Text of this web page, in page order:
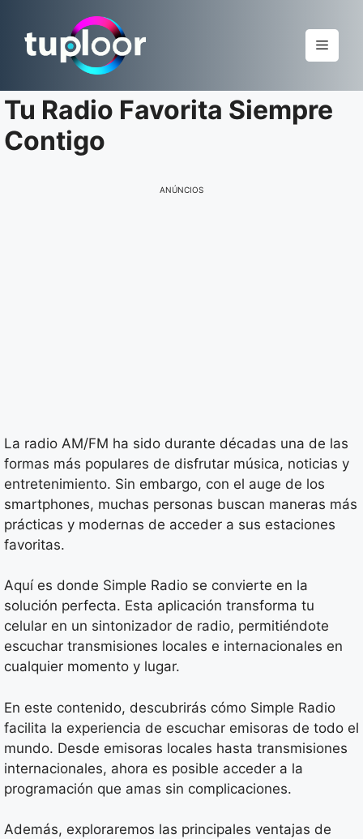
para
Menu
Tu Radio Favorita Siempre
Contigo
ANÚNCIOS
La radio AM/FM ha sido durante décadas una de las
formas más populares de disfrutar música, noticias y
entretenimiento. Sin embargo, con el auge de los
smartphones, muchas personas buscan maneras más
prácticas y modernas de acceder a sus estaciones
favoritas.
Aquí es donde Simple Radio se convierte en la
solución perfecta. Esta aplicación transforma tu
celular en un sintonizador de radio, permitiéndote
escuchar transmisiones locales e internacionales en
cualquier momento y lugar.
En este contenido, descubrirás cómo Simple Radio
facilita la experiencia de escuchar emisoras de todo el
mundo. Desde emisoras locales hasta transmisiones
internacionales, ahora es posible acceder a la
programación que amas sin complicaciones.
Además, exploraremos las principales ventajas de